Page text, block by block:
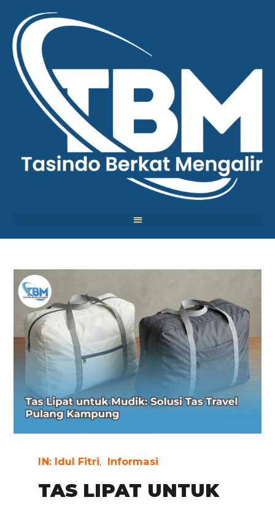
IN: Idul Fitri Informasi
TAS LIPAT UNTUK